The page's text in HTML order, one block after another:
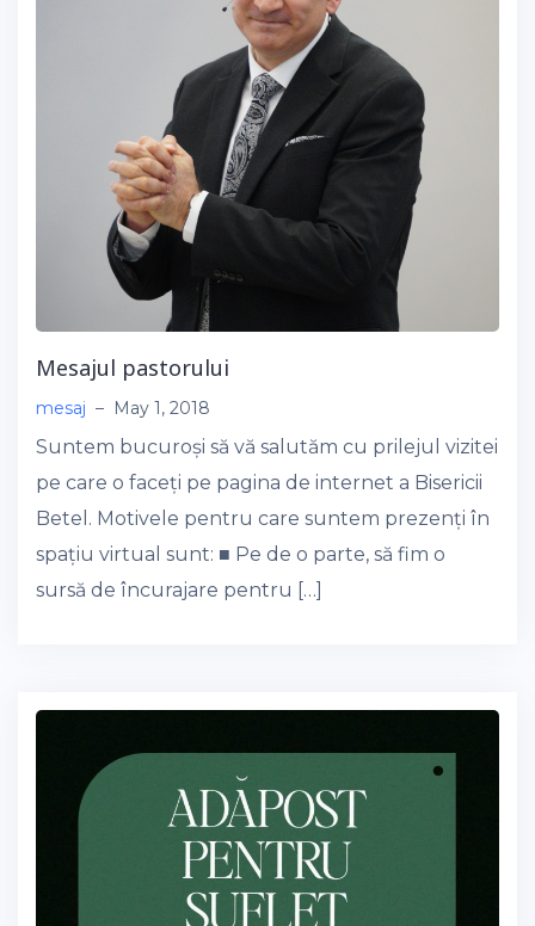
Mesajul pastorului
mesaj – May 1, 2018
Suntem bucuroși să vă salutăm cu prilejul vizitei
pe care o faceți pe pagina de internet a Bisericii
Betel. Motivele pentru care suntem prezenți în
spațiu virtual sunt: ■ Pe de o parte, să fim o
sursă de încurajare pentru […]